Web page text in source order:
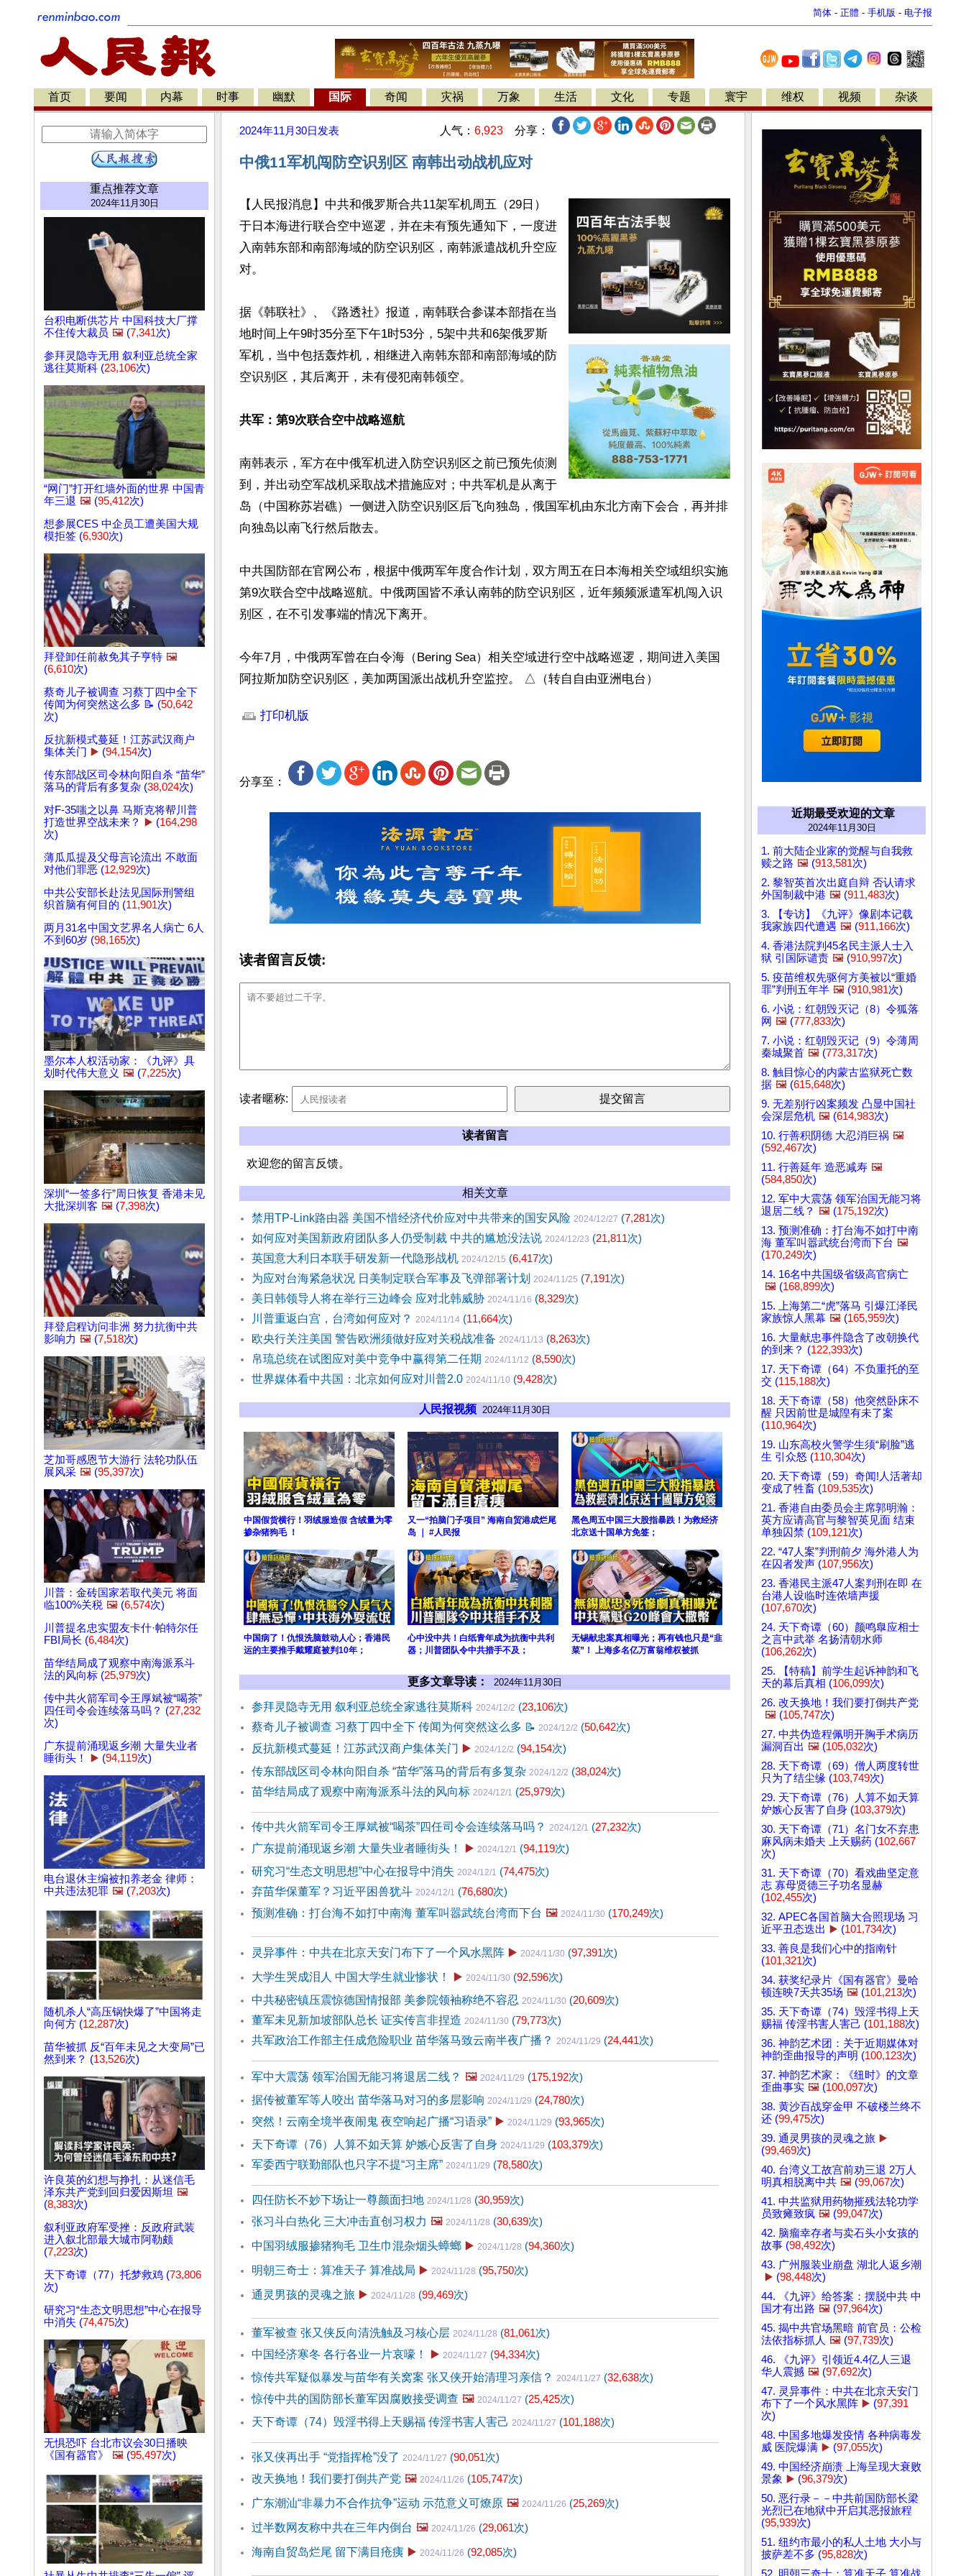
简体 - 正體 - 手机版 - 电子报
首页 要闻 内幕 时事 幽默 国际 奇闻 灾祸 万象 生活 文化 专题 寰宇 维权 视频 杂谈
重点推荐文章
2024年11月30日
台积电断供芯片 中国科技大厂撑
不住传大裁员 🖼️ (7,341次)
参拜灵隐寺无用 叙利亚总统全家
逃往莫斯科 (23,106次)
“网门”打开红墙外面的世界 中国青
年三退 🖼️ (95,412次)
想参展CES 中企员工遭美国大规
模拒签 (6,930次)
拜登卸任前赦免其子亨特 🖼️
(6,610次)
蔡奇儿子被调查 习蔡丁四中全下
传闻为何突然这么多 📝 (50,642
次)
反抗新模式蔓延！江苏武汉商户
集体关门 ▶️ (94,154次)
传东部战区司令林向阳自杀 “苗华”
落马的背后有多复杂 (38,024次)
对F-35嗤之以鼻 马斯克将帮川普
打造世界空战未来？
▶️ (164,298
次)
薄瓜瓜提及父母言论流出 不敢面
对他们罪恶 (12,929次)
中共公安部长赴法见国际刑警组
织首脑有何目的 (11,901次)
两月31名中国文艺界名人病亡 6人
不到60岁 (98,165次)
墨尔本人权活动家：《九评》具
划时代伟大意义 🖼️ (7,225次)
深圳“一签多行”周日恢复 香港未见
大批深圳客 🖼️ (7,398次)
拜登启程访问非洲 努力抗衡中共
影响力 🖼️ (7,518次)
芝加哥感恩节大游行 法轮功队伍
展风采 🖼️ (95,397次)
川普：金砖国家若取代美元 将面
临100%关税 🖼️ (6,574次)
川普提名忠实盟友卡什·帕特尔任
FBI局长 (6,484次)
苗华结局成了观察中南海派系斗
法的风向标 (25,979次)
传中共火箭军司令王厚斌被“喝茶”
四任司令会连续落马吗？ (27,232
次)
广东提前涌现返乡潮 大量失业者
睡街头！
▶️ (94,119次)
电台退休主编被扣养老金 律师：
中共违法犯罪 🖼️ (7,203次)
随机杀人“高压锅快爆了”中国将走
向何方 (12,287次)
苗华被抓 反“百年未见之大变局”已
然到来？ (13,526次)
许良英的幻想与挣扎：从迷信毛
泽东共产党到回归爱因斯坦 🖼️
(8,383次)
叙利亚政府军受挫：反政府武装
进入叙北部最大城市阿勒颇
(7,223次)
天下奇谭（77）托梦救鸡 (73,806
次)
研究习“生态文明思想”中心在报导
中消失 (74,475次)
无惧恐吓 台北市议会30日播映
《国有器官》
🖼️ (95,497次)
2024年11月30日 发表 人气： 6,923 分享：
中俄11军机闯防空识别区 南韩出动战机应对
【人民报消息】中共和俄罗斯合共11架军机周五（29日）
于日本海进行联合空中巡逻，并在未有预先通知下，一度进
入南韩东部和南部海域的防空识别区，南韩派遣战机升空应
对。
据《韩联社》、《路透社》报道，南韩联合参谋本部指在当
地时间上午9时35分至下午1时53分，5架中共和6架俄罗斯
军机，当中包括轰炸机，相继进入南韩东部和南部海域的防
空识别区，其后离开，未有侵犯南韩领空。
共军：第9次联合空中战略巡航
南韩表示，军方在中俄军机进入防空识别区之前已预先侦测
到，并出动空军战机采取战术措施应对；中共军机是从离于
岛（中国称苏岩礁）一侧进入防空识别区后飞向独岛，俄国军机由东北方南下会合，再并排
向独岛以南飞行然后散去。
中共国防部在官网公布，根据中俄两军年度合作计划，双方周五在日本海相关空域组织实施
第9次联合空中战略巡航。中俄两国皆不承认南韩的防空识别区，近年频频派遣军机闯入识
别区，在不引发事端的情况下离开。
今年7月，中俄两军曾在白令海（Bering Sea）相关空域进行空中战略巡逻，期间进入美国
阿拉斯加防空识别区，美加两国派出战机升空监控。 △（转自自由亚洲电台）
打印机版
分享至：
读者留言反馈:
读者暱称:
读者留言
欢迎您的留言反馈。
相关文章
禁用TP-Link路由器 美国不惜经济代价应对中共带来的国安风险 2024/12/27 (7,281次)
如何应对美国新政府团队多人仍受制裁 中共的尴尬没法说 2024/12/23 (21,811次)
英国意大利日本联手研发新一代隐形战机 2024/12/15 (6,417次)
为应对台海紧急状况 日美制定联合军事及飞弹部署计划 2024/11/25 (7,191次)
美日韩领导人将在举行三边峰会 应对北韩威胁 2024/11/16 (8,329次)
川普重返白宫，台湾如何应对？ 2024/11/14 (11,664次)
欧央行关注美国 警告欧洲须做好应对关税战准备 2024/11/13 (8,263次)
帛琉总统在试图应对美中竞争中赢得第二任期 2024/11/12 (8,590次)
世界媒体看中共国：北京如何应对川普2.0 2024/11/10 (9,428次)
人民报视频 2024年11月30日
中国假货横行！羽绒服造假 含绒量为零
掺杂猪狗毛 ！
又一“拍脑门子项目” 海南自贸港成烂尾
岛 ｜ #人民报
黑色周五中国三大股指暴跌！为救经济
北京送十国单方免签；
中国病了！仇恨洗脑鼓动人心；香港民
运的主要推手戴耀庭被判10年；
心中没中共！白纸青年成为抗衡中共利
器；川普团队令中共措手不及；
无锡献忠案真相曝光；再有钱也只是“韭
菜”！ 上海多名亿万富翁维权被抓
更多文章导读： 2024年11月30日
参拜灵隐寺无用 叙利亚总统全家逃往莫斯科 2024/12/2 (23,106次)
蔡奇儿子被调查 习蔡丁四中全下 传闻为何突然这么多 📝 2024/12/2 (50,642次)
反抗新模式蔓延！江苏武汉商户集体关门 ▶️ 2024/12/2 (94,154次)
传东部战区司令林向阳自杀 “苗华”落马的背后有多复杂 2024/12/2 (38,024次)
苗华结局成了观察中南海派系斗法的风向标 2024/12/1 (25,979次)
传中共火箭军司令王厚斌被“喝茶”四任司令会连续落马吗？ 2024/12/1 (27,232次)
广东提前涌现返乡潮 大量失业者睡街头！
▶️ 2024/12/1 (94,119次)
研究习“生态文明思想”中心在报导中消失 2024/12/1 (74,475次)
弃苗华保董军？习近平困兽犹斗 2024/12/1 (76,680次)
预测准确：打台海不如打中南海 董军叫嚣武统台湾而下台 🖼️ 2024/11/30 (170,249次)
灵异事件：中共在北京天安门布下了一个风水黑阵 ▶️ 2024/11/30 (97,391次)
大学生哭成泪人 中国大学生就业惨状！
▶️ 2024/11/30 (92,596次)
中共秘密镇压震惊德国情报部 美参院领袖称绝不容忍 2024/11/30 (20,609次)
董军未见新加坡部队总长 证实传言非捏造 2024/11/30 (79,773次)
共军政治工作部主任成危险职业 苗华落马致云南半夜广播？ 2024/11/29 (24,441次)
军中大震荡 领军治国无能习将退居二线？ 🖼️ 2024/11/29 (175,192次)
据传被董军等人咬出 苗华落马对习的多层影响 2024/11/29 (24,780次)
突然！云南全境半夜闹鬼 夜空响起广播“习语录” ▶️ 2024/11/29 (93,965次)
天下奇谭（76）人算不如天算 妒嫉心反害了自身 2024/11/29 (103,379次)
军委西宁联勤部队也只字不提“习主席” 2024/11/29 (78,580次)
四任防长不妙下场让一尊颜面扫地 2024/11/28 (30,959次)
张习斗白热化 三大冲击直创习权力 🖼️ 2024/11/28 (30,639次)
中国羽绒服掺猪狗毛 卫生巾混杂烟头蟑螂 ▶️ 2024/11/28 (94,360次)
明朝三奇士：算准天子 算准战局 ▶️ 2024/11/28 (95,750次)
通灵男孩的灵魂之旅 ▶️ 2024/11/28 (99,469次)
董军被查 张又侠反向清洗触及习核心层 2024/11/28 (81,061次)
中国经济寒冬 各行各业一片哀嚎！
▶️ 2024/11/27 (94,334次)
惊传共军疑似暴发与苗华有关窝案 张又侠开始清理习亲信？ 2024/11/27 (32,638次)
惊传中共的国防部长董军因腐败接受调查 🖼️ 2024/11/27 (25,425次)
天下奇谭（74）毁淫书得上天赐福 传淫书害人害己 2024/11/27 (101,188次)
张又侠再出手 “党指挥枪”没了 2024/11/27 (90,051次)
改天换地！我们要打倒共产党 🖼️ 2024/11/26 (105,747次)
广东潮汕“非暴力不合作抗争”运动 示范意义可燎原 🖼️ 2024/11/26 (25,269次)
过半数网友称中共在三年内倒台 🖼️ 2024/11/26 (29,061次)
海南自贸岛烂尾 留下满目疮痍 ▶️ 2024/11/26 (92,085次)
近期最受欢迎的文章
2024年11月30日
1. 前大陆企业家的觉醒与自我救
赎之路 🖼️ (913,581次)
2. 黎智英首次出庭自辩 否认请求
外国制裁中港 🖼️ (911,483次)
3. 【专访】《九评》像剧本记载
我家族四代遭遇 🖼️ (911,166次)
4. 香港法院判45名民主派人士入
狱 引国际谴责 🖼️ (910,997次)
5. 疫苗维权先驱何方美被以“重婚
罪”判刑五年半 🖼️ (910,981次)
6. 小说：红朝毁灭记（8）令狐落
网 🖼️ (777,833次)
7. 小说：红朝毁灭记（9）令薄周
秦城聚首 🖼️ (773,317次)
8. 触目惊心的内蒙古监狱死亡数
据 🖼️ (615,648次)
9. 无差别行凶案频发 凸显中国社
会深层危机 🖼️ (614,983次)
10. 行善积阴德 大忍消巨祸 🖼️
(592,467次)
11. 行善延年 造恶减寿 🖼️
(584,850次)
12. 军中大震荡 领军治国无能习将
退居二线？ 🖼️ (175,192次)
13. 预测准确：打台海不如打中南
海 董军叫嚣武统台湾而下台 🖼️
(170,249次)
14. 16名中共国级省级高官病亡
🖼️ (168,899次)
15. 上海第二“虎”落马 引爆江泽民
家族惊人黑幕 🖼️ (165,959次)
16. 大量献忠事件隐含了改朝换代
的到来？ (122,393次)
17. 天下奇谭（64）不负重托的至
交 (115,188次)
18. 天下奇谭（58）他突然卧床不
醒 只因前世是城隍有未了案
(110,964次)
19. 山东高校火警学生须“刷脸”逃
生 引众怒 (110,304次)
20. 天下奇谭（59）奇闻!人活著却
变成了牲畜 (109,535次)
21. 香港自由委员会主席郭明瀚：
英方应请高官与黎智英见面 结束
单独囚禁 (109,121次)
22. “47人案”判刑前夕 海外港人为
在囚者发声 (107,956次)
23. 香港民主派47人案判刑在即 在
台港人设临时连侬墙声援
(107,670次)
24. 天下奇谭（60）颜鸣臯应相士
之言中武举 名扬清朝水师
(106,262次)
25. 【特稿】前学生起诉神韵和飞
天的幕后真相 (106,099次)
26. 改天换地！我们要打倒共产党
🖼️ (105,747次)
27. 中共伪造程佩明开胸手术病历
漏洞百出 🖼️ (105,032次)
28. 天下奇谭（69）僧人两度转世
只为了结尘缘 (103,749次)
29. 天下奇谭（76）人算不如天算
妒嫉心反害了自身 (103,379次)
30. 天下奇谭（71）名门女不弃患
麻风病未婚夫 上天赐药 (102,667
次)
31. 天下奇谭（70）看戏曲坚定意
志 寡母贤德三子功名显赫
(102,455次)
32. APEC各国首脑大合照现场 习
近平丑态迭出 ▶️ (101,734次)
33. 善良是我们心中的指南针
(101,321次)
34. 获奖纪录片《国有器官》曼哈
顿连映7天共35场 🖼️ (101,213次)
35. 天下奇谭（74）毁淫书得上天
赐福 传淫书害人害己 (101,188次)
36. 神韵艺术团：关于近期媒体对
神韵歪曲报导的声明 (100,123次)
37. 神韵艺术家：《纽时》的文章
歪曲事实 🖼️ (100,097次)
38. 黄沙百战穿金甲 不破楼兰终不
还 (99,475次)
39. 通灵男孩的灵魂之旅 ▶️
(99,469次)
40. 台湾义工故宫前劝三退 2万人
明真相脱离中共 🖼️ (99,067次)
41. 中共监狱用药物摧残法轮功学
员致瘫致疯 🖼️ (99,047次)
42. 脑瘤幸存者与卖石头小女孩的
故事 (98,492次)
43. 广州服装业崩盘 湖北人返乡潮
▶️ (98,448次)
44. 《九评》给答案：摆脱中共 中
国才有出路 🖼️ (97,964次)
45. 揭中共官场黑暗 前官员：公检
法依指标抓人 🖼️ (97,739次)
46. 《九评》引领近4.4亿人三退
华人震撼 🖼️ (97,692次)
47. 灵异事件：中共在北京天安门
布下了一个风水黑阵 ▶️ (97,391
次)
48. 中国多地爆发疫情 各种病毒发
威 医院爆满 ▶️ (97,055次)
49. 中国经济崩溃 上海呈现大衰败
景象 ▶️ (96,379次)
50. 恶行录－－中共前国防部长梁
光烈已在地狱中开启其恶报旅程
(95,939次)
51. 纽约市最小的私人土地 大小与
披萨差不多 (95,828次)